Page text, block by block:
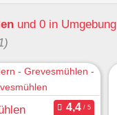
und 0 in Umgebung